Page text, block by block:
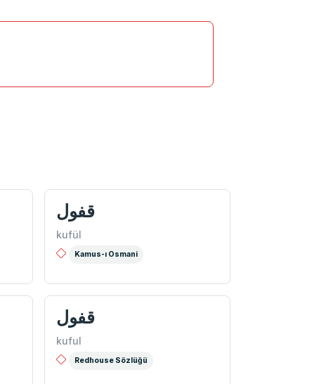
قفول
kufül
Kamus-ı Osmani
قفول
kuful
Redhouse Sözlüğü